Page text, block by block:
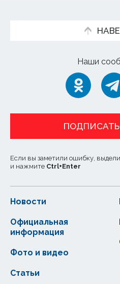
Наши
Если вы заметили ошибку,
и нажмите Ctrl+Enter
Новости
Статьи
Официальная
информация
Фото и видео